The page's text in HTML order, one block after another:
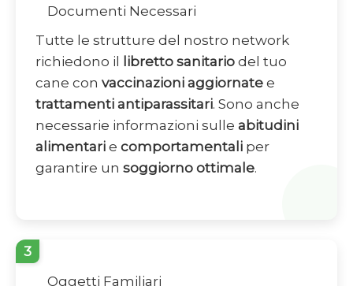
Documenti Necessari
Tutte le strutture del nostro network
richiedono il
libretto sanitario del tuo
cane con vaccinazioni aggiornate e
trattamenti antiparassitari. Sono anche
necessarie informazioni sulle abitudini
alimentari e comportamentali per
garantire un soggiorno ottimale.
3
Oggetti Familiari